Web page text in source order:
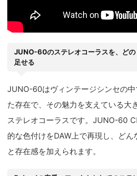
JUNO-60のステレオコーラスを、どの
足せる
JUNO-60はヴィンテージシンセの中
た存在で、その魅力を支えている大
ステレオコーラスです。JUNO-60
的な色付けをDAW上で再現し、どん
と存在感を加えられます。